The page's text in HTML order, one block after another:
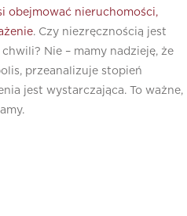
obejmować nieruchomości,
. Czy niezręcznością jest
Nie – mamy nadzieję, że
przeanalizuje stopień
jest wystarczająca. To ważne,